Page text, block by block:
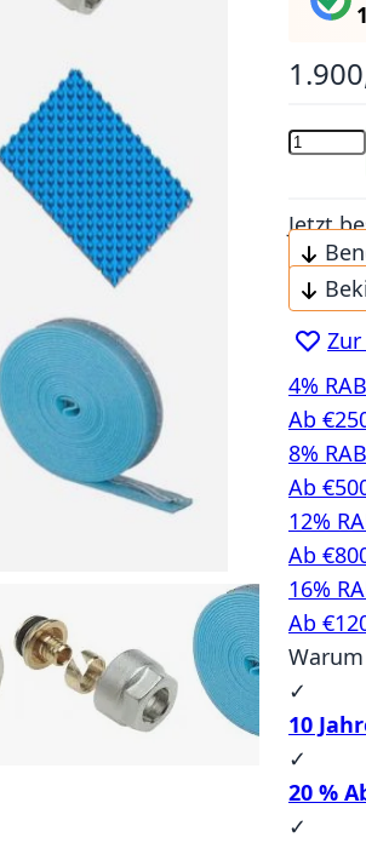
Jetzt
4%
Ab
8%
Ab
12%
Ab
16%
Ab
✓
10
✓
20 %
✓